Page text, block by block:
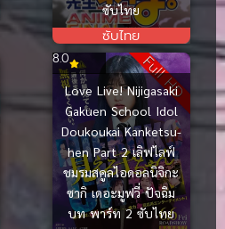
ซับไทย
ซับไทย
Full HD
Love Live! Nijigasaki
Gakuen School Idol
Doukoukai Kanketsu-
hen Part 2 เลิฟไลฟ์
ชมรมสคูลไอดอลนิจิกะ
ซากิ เดอะมูฟวี่ ปัจฉิม
บท พาร์ท 2 ซับไทย
8.0